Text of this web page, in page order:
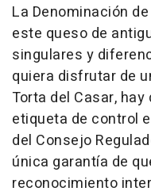
La Denominación
este queso de
singulares y
quiera disfrutar de
Torta del Casar,
etiqueta de control
del Consejo
única garantía de
reconocimiento